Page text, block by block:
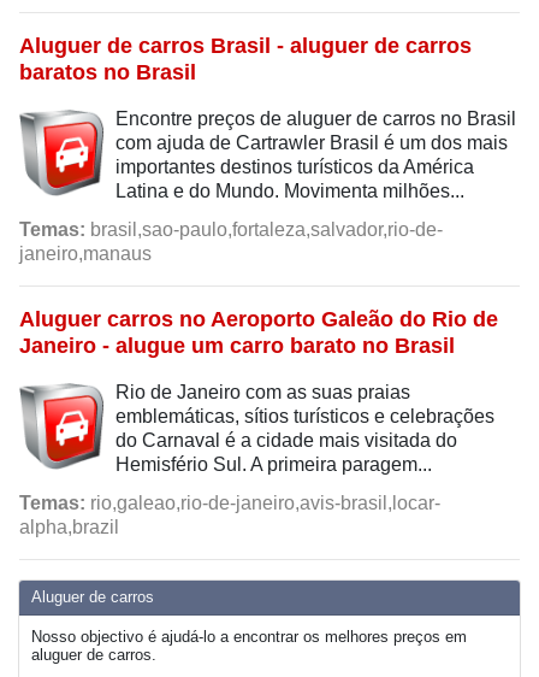
Aluguer de carros
Nosso objectivo é ajudá-lo a encontrar os melhores preços em
aluguer de carros.
Aluguer de carros Brasil - aluguer de carros
baratos no Brasil
Encontre preços de aluguer de carros no Brasil
com ajuda de Cartrawler Brasil é um dos mais
importantes destinos turísticos da América
Latina e do Mundo. Movimenta milhões...
Temas: brasil,sao-paulo,fortaleza,salvador,rio-de-
janeiro,manaus
Aluguer carros no Aeroporto Galeão do Rio de
Janeiro - alugue um carro barato no Brasil
Rio de Janeiro com as suas praias
emblemáticas, sítios turísticos e celebrações
do Carnaval é a cidade mais visitada do
Hemisfério Sul. A primeira paragem...
Temas: rio,galeao,rio-de-janeiro,avis-brasil,locar-
alpha,brazil